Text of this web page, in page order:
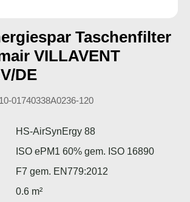
Taschenfilter
VILLAVENT
DE
10-01740338A0236-120
HS-AirSynErgy 88
ISO ePM1 60% gem. ISO 16890
F7 gem. EN779:2012
0.6 m²